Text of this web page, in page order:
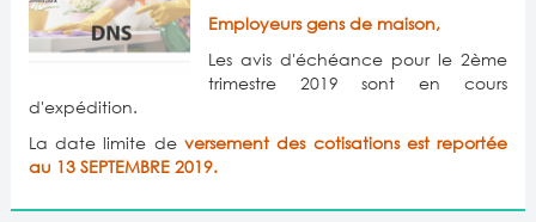
Employeurs gens de maison,
Les avis d'échéance pour le 2ème
trimestre 2019 sont en cours
d'expédition.
La date limite de versement des cotisations est reportée
au 13 SEPTEMBRE 2019.